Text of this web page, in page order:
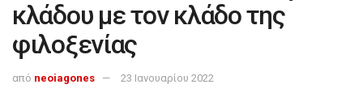
κλάδου με τον κλάδο της
φιλοξενίας
από neoiagones 23 Ιανουαρίου 2022